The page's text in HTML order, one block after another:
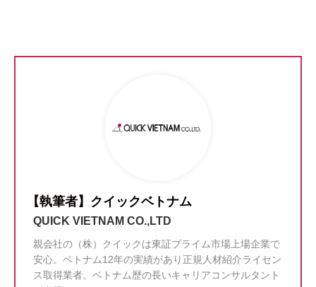
【執筆者】クイックベトナム
QUICK VIETNAM CO.,LTD
親会社の（株）クイックは東証プライム市場上場企業で
安心。ベトナム12年の実績があり正規人材紹介ライセン
ス取得業者。ベトナム歴の長いキャリアコンサルタント